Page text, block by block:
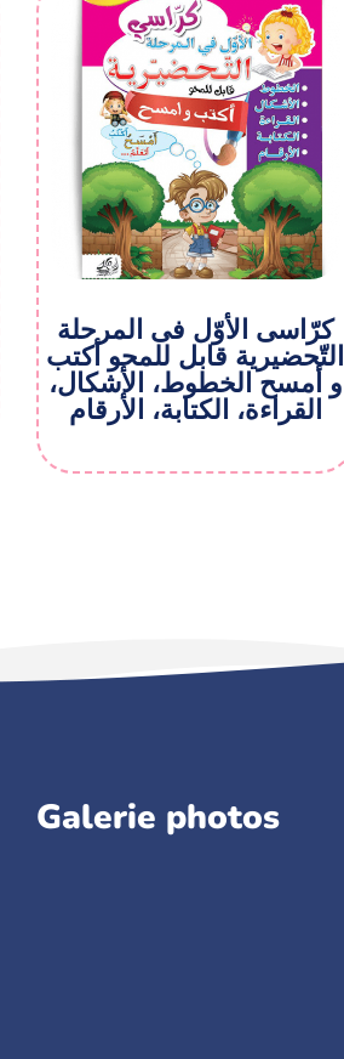
کرّاسی الأوّل فی المرحلة
التّحضیریة قابل للمحو أکتب
و أمسح الخطوط، الأشکال،
القراءة، الکتابة، الأرقام
Galerie photos